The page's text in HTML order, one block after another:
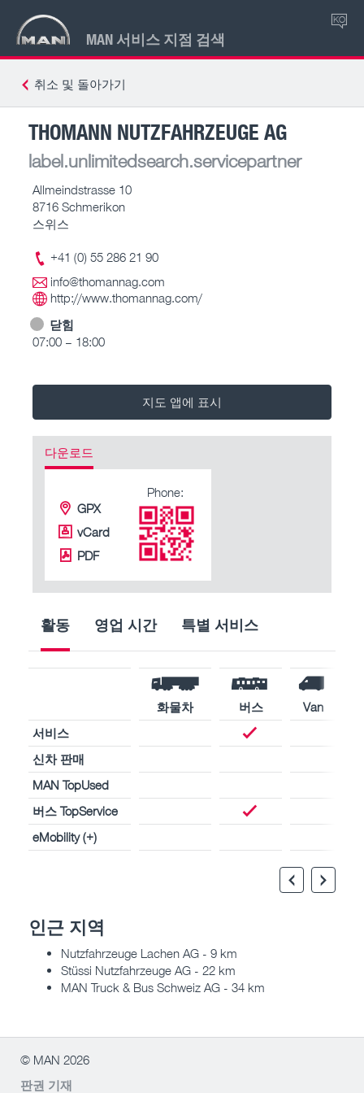
MAN 서비스 지점 검색
KO
취소 및 돌아가기
THOMANN NUTZFAHRZEUGE AG
label.unlimitedsearch.servicepartner
Allmeindstrasse 10
8716 Schmerikon
스위스
+41 (0) 55 286 21 90
info@thomannag.com
http://www.thomannag.com/
닫힘
07:00 – 18:00
지도 앱에 표시
다운로드
GPX
vCard
PDF
Phone:
활동 영업 시간 특별 서비스
화물차 버스
Van
서비스
신차 판매
MAN TopUsed
버스 TopService
eMobility (+)
인근 지역
Nutzfahrzeuge Lachen AG - 9 km
Stüssi Nutzfahrzeuge AG - 22 km
MAN Truck & Bus Schweiz AG - 34 km
© MAN 2026
판권 기재